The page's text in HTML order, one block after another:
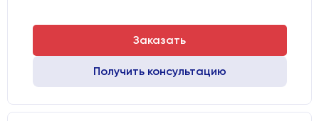
Заказать
Получить консультацию